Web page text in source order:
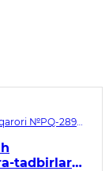
№PQ-289.
tadbirlari